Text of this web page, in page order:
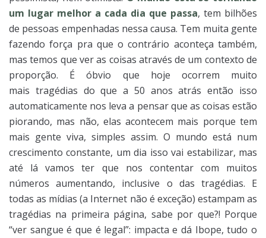
um lugar melhor a cada dia que passa, tem bilhões
de pessoas empenhadas nessa causa. Tem muita gente
fazendo força pra que o contrário aconteça também,
mas temos que ver as coisas através de um contexto de
proporção. É óbvio que hoje ocorrem muito
mais tragédias do que a 50 anos atrás então isso
automaticamente nos leva a pensar que as coisas estão
piorando, mas não, elas acontecem mais porque tem
mais gente viva, simples assim. O mundo está num
crescimento constante, um dia isso vai estabilizar, mas
até lá vamos ter que nos contentar com muitos
números aumentando, inclusive o das tragédias. E
todas as mídias (a Internet não é exceção) estampam as
tragédias na primeira página, sabe por que?! Porque
“ver sangue é que é legal”: impacta e dá Ibope, tudo o